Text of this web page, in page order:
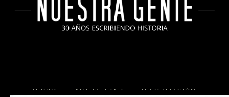
INICIO ACTUALIDAD INFORMACIÓN